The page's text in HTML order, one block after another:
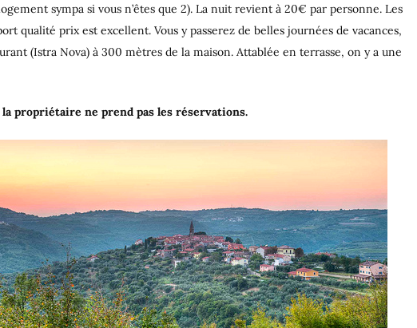
sympa si vous n’êtes que 2). La nuit revient à 20€ par personne. Les
qualité prix est excellent. Vous y passerez de belles journées de vacances,
(Istra Nova) à 300 mètres de la maison. Attablée en terrasse, on y a une
propriétaire ne prend pas les réservations.